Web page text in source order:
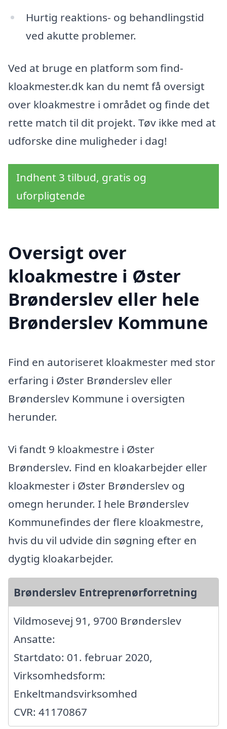
Hurtig reaktions- og behandlingstid
ved akutte problemer.
Ved at bruge en platform som find-
kloakmester.dk kan du nemt få oversigt
over kloakmestre i området og finde det
rette match til dit projekt. Tøv ikke med at
udforske dine muligheder i dag!
Indhent 3 tilbud, gratis og
uforpligtende
Oversigt over
kloakmestre i Øster
Brønderslev eller hele
Brønderslev Kommune
Find en autoriseret kloakmester med stor
erfaring i Øster Brønderslev eller
Brønderslev Kommune i oversigten
herunder.
Vi fandt 9 kloakmestre i Øster
Brønderslev. Find en kloakarbejder eller
kloakmester i Øster Brønderslev og
omegn herunder. I hele Brønderslev
Kommunefindes der flere kloakmestre,
hvis du vil udvide din søgning efter en
dygtig kloakarbejder.
Brønderslev Entreprenørforretning
Vildmosevej 91, 9700 Brønderslev
Ansatte:
Startdato: 01. februar 2020,
Virksomhedsform:
Enkeltmandsvirksomhed
CVR: 41170867